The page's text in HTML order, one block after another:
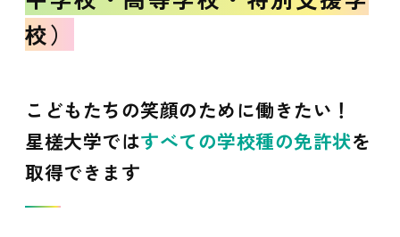
校）
こどもたちの笑顔のために働きたい！
星槎大学ではすべての学校種の免許状を
取得できます